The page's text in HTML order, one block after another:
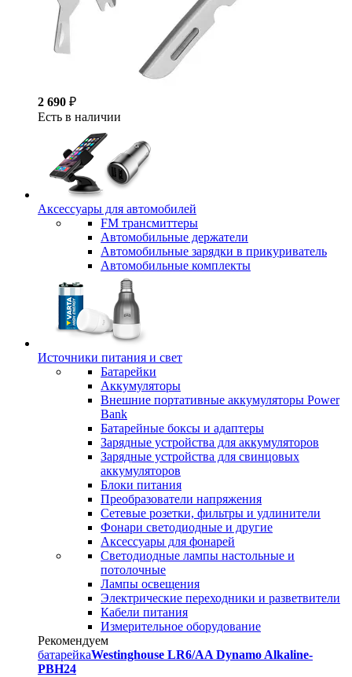
2 690 ₽
Есть в наличии
Аксессуары для автомобилей
FM трансмиттеры
Автомобильные держатели
Автомобильные зарядки в прикуриватель
Автомобильные комплекты
Источники питания и свет
Батарейки
Аккумуляторы
Внешние портативные аккумуляторы Power
Bank
Батарейные боксы и адаптеры
Зарядные устройства для аккумуляторов
Зарядные устройства для свинцовых
аккумуляторов
Блоки питания
Преобразователи напряжения
Сетевые розетки, фильтры и удлинители
Фонари светодиодные и другие
Аксессуары для фонарей
Светодиодные лампы настольные и
потолочные
Лампы освещения
Электрические переходники и разветвители
Кабели питания
Измерительное оборудование
Рекомендуем
батарейкаWestinghouse LR6/AA Dynamo Alkaline-
PBH24